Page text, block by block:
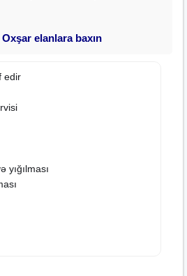
elanlara baxın
edir
yığılması
sığortalanır